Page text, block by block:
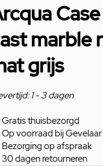
marble
grijs
1 - 3 dagen
Gratis thuisbezorgd
Op voorraad bij Gevelaar
Bezorging op afspraak
30 dagen retourneren